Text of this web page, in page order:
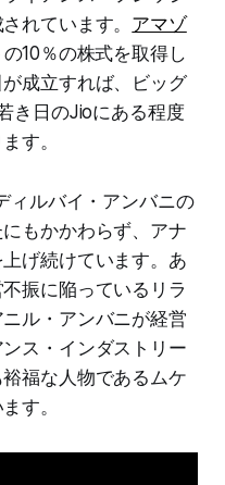
れています。 アマゾ
10％の株式を取得し
成立すれば、ビッグ
き日のJioにある程度
す。
ィルバイ・アンバニの
もかかわらず、アナ
げ続けています。あ
振に陥っているリラ
ル・アンバニが経営
ス・インダストリー
福な人物であるムケ
す。